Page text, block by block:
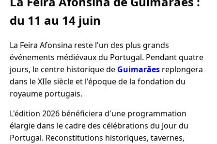
du 11 au 14 juin
La Feira Afonsina reste l'un des plus grands
événements médiévaux du Portugal. Pendant quatre
jours, le centre historique de Guimarães replongera
dans le XIIe siècle et l'époque de la fondation du
royaume portugais.
L'édition 2026 bénéficiera d'une programmation
élargie dans le cadre des célébrations du Jour du
Portugal. Reconstitutions historiques, tavernes,